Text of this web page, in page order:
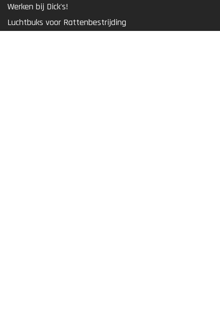
Werken bij Dick's!
Luchtbuks voor Rattenbestrijding